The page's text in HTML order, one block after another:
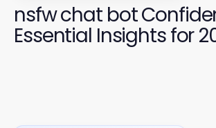
nsfw chat bot
Essential Insights for